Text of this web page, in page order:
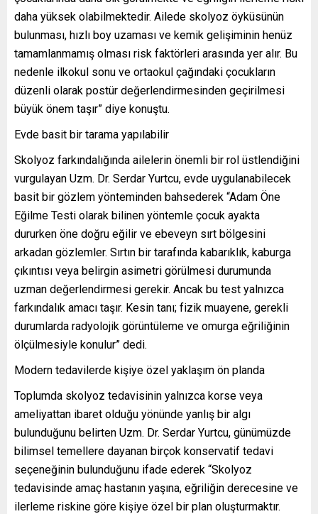
daha yüksek olabilmektedir. Ailede skolyoz öyküsünün
bulunması, hızlı boy uzaması ve kemik gelişiminin henüz
tamamlanmamış olması risk faktörleri arasında yer alır. Bu
nedenle ilkokul sonu ve ortaokul çağındaki çocukların
düzenli olarak postür değerlendirmesinden geçirilmesi
büyük önem taşır” diye konuştu.
Evde basit bir tarama yapılabilir
Skolyoz farkındalığında ailelerin önemli bir rol üstlendiğini
vurgulayan Uzm. Dr. Serdar Yurtcu, evde uygulanabilecek
basit bir gözlem yönteminden bahsederek “Adam Öne
Eğilme Testi olarak bilinen yöntemle çocuk ayakta
dururken öne doğru eğilir ve ebeveyn sırt bölgesini
arkadan gözlemler. Sırtın bir tarafında kabarıklık, kaburga
çıkıntısı veya belirgin asimetri görülmesi durumunda
uzman değerlendirmesi gerekir. Ancak bu test yalnızca
farkındalık amacı taşır. Kesin tanı; fizik muayene, gerekli
durumlarda radyolojik görüntüleme ve omurga eğriliğinin
ölçülmesiyle konulur” dedi.
Modern tedavilerde kişiye özel yaklaşım ön planda
Toplumda skolyoz tedavisinin yalnızca korse veya
ameliyattan ibaret olduğu yönünde yanlış bir algı
bulunduğunu belirten Uzm. Dr. Serdar Yurtcu, günümüzde
bilimsel temellere dayanan birçok konservatif tedavi
seçeneğinin bulunduğunu ifade ederek “Skolyoz
tedavisinde amaç hastanın yaşına, eğriliğin derecesine ve
ilerleme riskine göre kişiye özel bir plan oluşturmaktır.